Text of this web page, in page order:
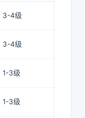
3-4级
3-4级
1-3级
1-3级